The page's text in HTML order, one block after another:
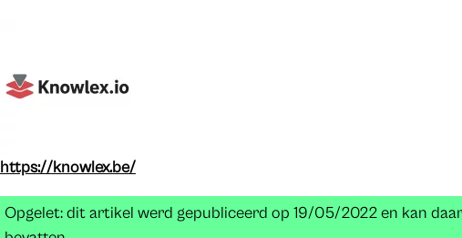
https://knowlex.be/
Opgelet: dit artikel werd gepubliceerd op 19/05/2022 en kan